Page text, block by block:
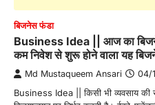
बिजनेस फंडा
Business Idea || आज का
कम निवेश से शुरू होने वाला यह
Md Mustaqueem Ansari 04/
Business Idea || किसी भी व्यवसाय